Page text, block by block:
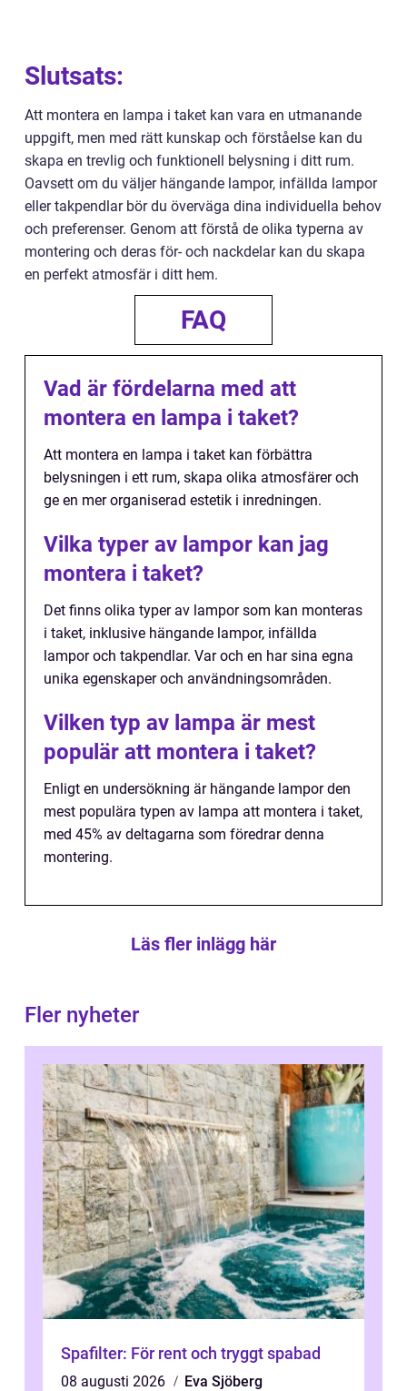
Slutsats:
Att montera en lampa i taket kan vara en utmanande
uppgift, men med rätt kunskap och förståelse kan du
skapa en trevlig och funktionell belysning i ditt rum.
Oavsett om du väljer hängande lampor, infällda lampor
eller takpendlar bör du överväga dina individuella behov
och preferenser. Genom att förstå de olika typerna av
montering och deras för- och nackdelar kan du skapa
en perfekt atmosfär i ditt hem.
FAQ
Vad är fördelarna med att
montera en lampa i taket?
Att montera en lampa i taket kan förbättra
belysningen i ett rum, skapa olika atmosfärer och
ge en mer organiserad estetik i inredningen.
Vilka typer av lampor kan jag
montera i taket?
Det finns olika typer av lampor som kan monteras
i taket, inklusive hängande lampor, infällda
lampor och takpendlar. Var och en har sina egna
unika egenskaper och användningsområden.
Vilken typ av lampa är mest
populär att montera i taket?
Enligt en undersökning är hängande lampor den
mest populära typen av lampa att montera i taket,
med 45% av deltagarna som föredrar denna
montering.
Läs fler inlägg här
Fler nyheter
Spafilter: För rent och tryggt spabad
08 augusti 2026
Eva Sjöberg